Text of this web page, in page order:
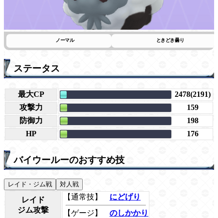
ノーマル ときどき曇り
ステータス
最大CP
2478(2191)
攻撃力
159
防御力
198
HP
176
バイウールーのおすすめ技
レイド・ジム戦 対人戦
レイド
ジム攻撃
【通常技】
にどげり
【ゲージ】
のしかかり